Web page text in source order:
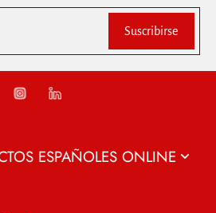
Suscribirse
ESPAÑOLES ONLINE